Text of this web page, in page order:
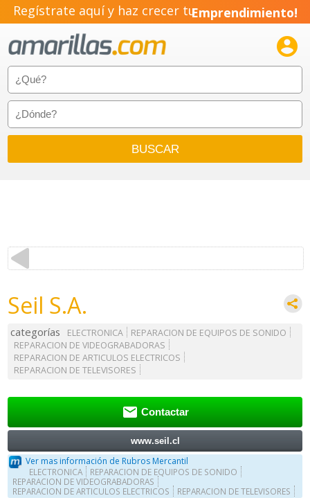
Regístrate aquí y haz crecer tuEmprendimiento!

Seil S.A.
categorías ELECTRONICA
REPARACION DE EQUIPOS DE SONIDO
REPARACION DE VIDEOGRABADORAS
REPARACION DE ARTICULOS ELECTRICOS
REPARACION DE TELEVISORES
 Contactar
www.seil.cl
Ver mas información de Rubros Mercantil
ELECTRONICA
REPARACION DE EQUIPOS DE SONIDO
REPARACION DE VIDEOGRABADORAS
REPARACION DE ARTICULOS ELECTRICOS
REPARACION DE TELEVISORES